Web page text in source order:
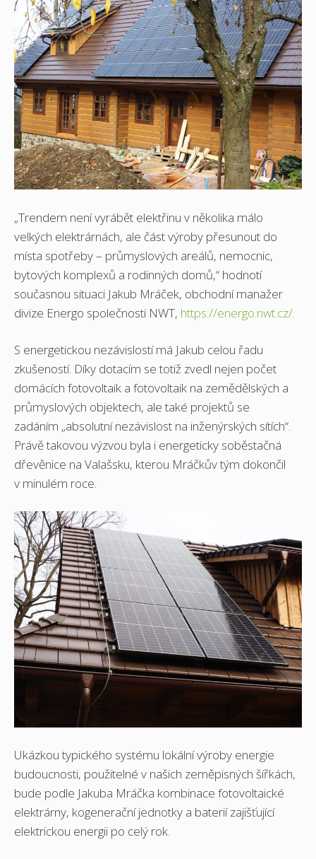
„Trendem není vyrábět elektřinu v několika málo
velkých elektrárnách, ale část výroby přesunout do
místa spotřeby – průmyslových areálů, nemocnic,
bytových komplexů a rodinných domů,“ hodnotí
současnou situaci Jakub Mráček, obchodní manažer
divize Energo společnosti NWT, https://energo.nwt.cz/.
S energetickou nezávislostí má Jakub celou řadu
zkušeností. Díky dotacím se totiž zvedl nejen počet
domácích fotovoltaik a fotovoltaik na zemědělských a
průmyslových objektech, ale také projektů se
zadáním „absolutní nezávislost na inženýrských sítích“.
Právě takovou výzvou byla i energeticky soběstačná
dřevěnice na Valašsku, kterou Mráčkův tým dokončil
v minulém roce.
Ukázkou typického systému lokální výroby energie
budoucnosti, použitelné v našich zeměpisných šířkách,
bude podle Jakuba Mráčka kombinace fotovoltaické
elektrárny, kogenerační jednotky a baterií zajišťující
elektrickou energii po celý rok.